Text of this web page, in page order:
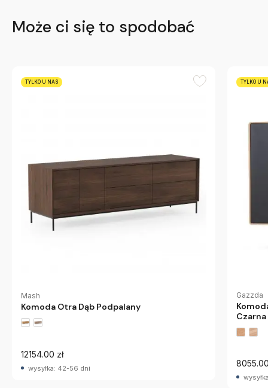
Może ci się to spodobać
TYLKO U NAS
Mash
Komoda Otra Dąb Podpalany
12154.00 zł
wysyłka: 42-56 dni
TYLKO U
Gazzda